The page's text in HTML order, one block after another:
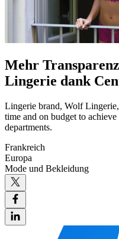
Mehr
Lingerie dank
Lingerie brand, Wolf
time and on budget to
departments.
Frankreich
Europa
Mode und Bekleidung